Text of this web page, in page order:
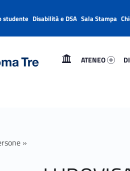
ATENEO
studente Disabilità e DSA Sala Stampa
»